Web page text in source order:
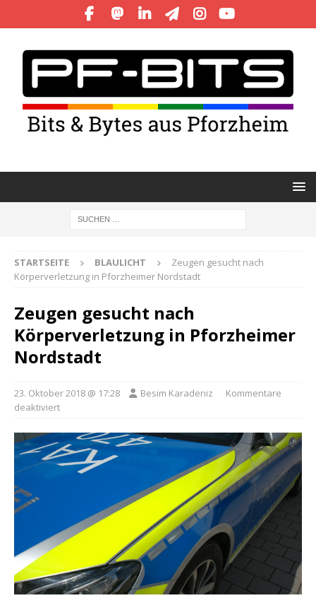
STARTSEITE BLAULICHT
Zeugen gesucht nach
Körperverletzung in Pforzheimer Nordstadt
Zeugen gesucht nach
Körperverletzung in Pforzheimer
Nordstadt
23. Oktober 2018 @ 17:28 Besim Karadeniz
Kommentare
deaktiviert